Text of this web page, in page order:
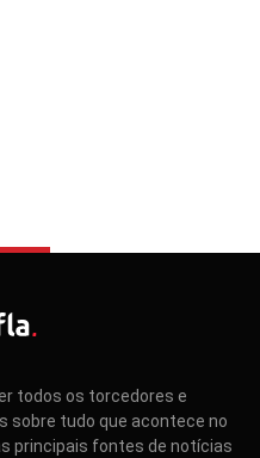
todos os torcedores e
sobre tudo que acontece no
principais fontes de notícias